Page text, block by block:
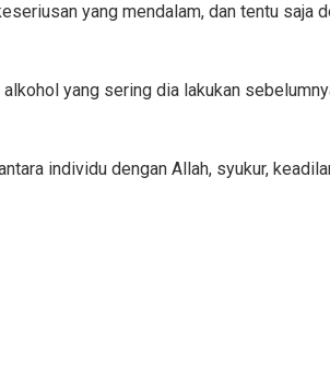
yang mendalam, dan tentu saja
yang sering dia lakukan
individu dengan Allah, syukur,